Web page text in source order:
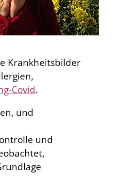
Krankheitsbilder
Covid.
und
und